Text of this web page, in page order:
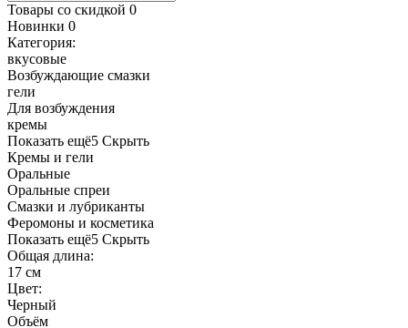
Товары со скидкой 0
Новинки 0
Категория:
вкусовые
Возбуждающие смазки
гели
Для возбуждения
кремы
Показать ещё5 Скрыть
Кремы и гели
Оральные
Оральные спреи
Смазки и лубриканты
Феромоны и косметика
Показать ещё5 Скрыть
Общая длина:
17 см
Цвет:
Черный
Объём